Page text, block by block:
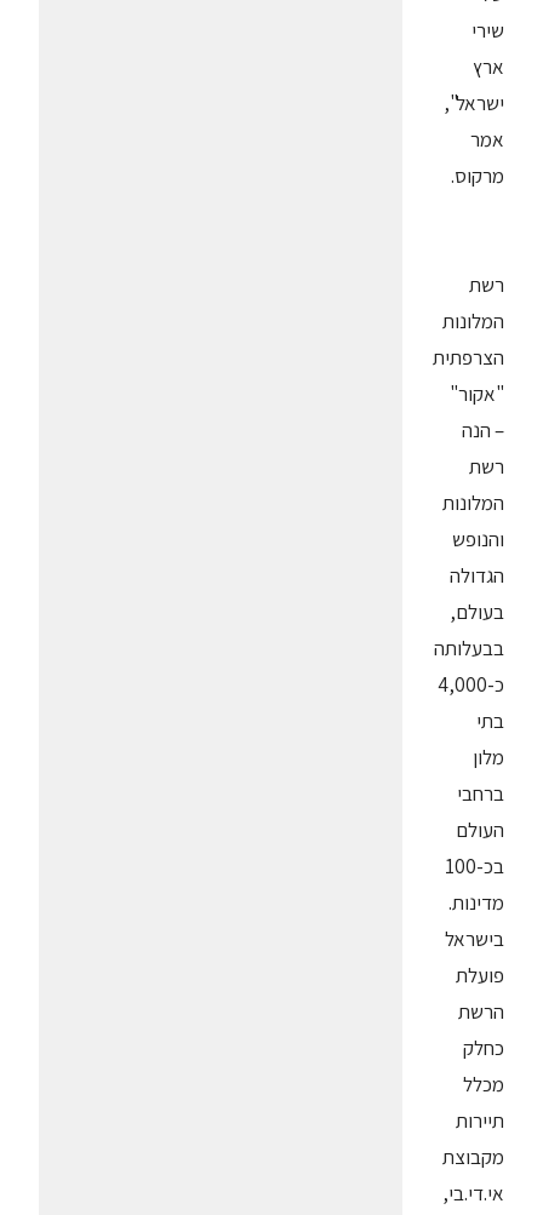
שירי
ארץ
ישראל",
אמר
מרקוס.
רשת
המלונות
הצרפתית
"אקור"
– הנה
רשת
המלונות
והנופש
הגדולה
בעולם,
בבעלותה
כ-4,000
בתי
מלון
ברחבי
העולם
בכ-100
מדינות.
בישראל
פועלת
הרשת
כחלק
מכלל
תיירות
מקבוצת
אי.די.בי,